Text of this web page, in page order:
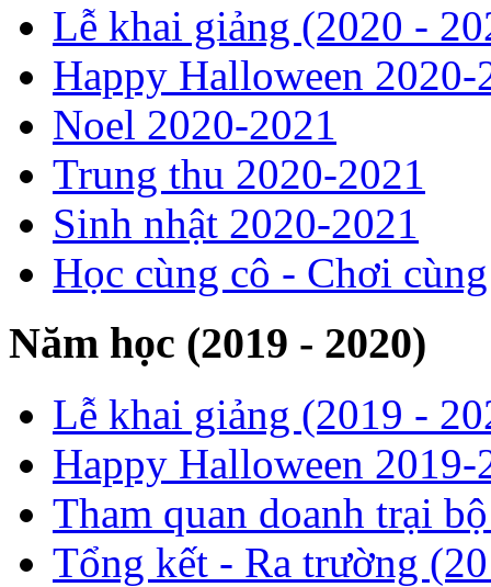
Lễ khai giảng (2020 -
Happy Halloween 2020-
Noel 2020-2021
Trung thu 2020-2021
Sinh nhật 2020-2021
Học cùng cô - Chơi
Năm học (2019 - 2020)
Lễ khai giảng (2019 -
Happy Halloween 2019-
Tham quan doanh trại
Tổng kết - Ra trường